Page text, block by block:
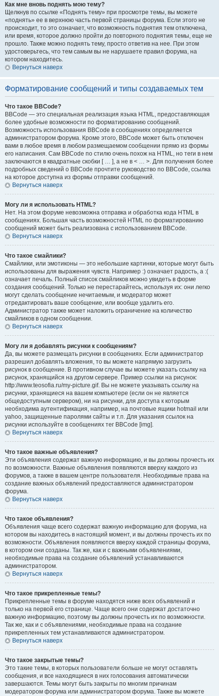
Как мне вновь поднять мою тему?
Щелкнув по ссылке «Поднять тему» при просмотре темы, вы можете
«поднять» ее в верхнюю часть первой страницы форума. Если этого не
происходит, то это означает, что возможность поднятия тем отключена,
или время, которое должно пройти до повторного поднятия темы, еще не
прошло. Также можно поднять тему, просто ответив на нее. При этом
удостоверьтесь, что тем самым вы не нарушаете правил форума, на
котором находитесь.
Вернуться наверх
Форматирование сообщений и типы создаваемых тем
Что такое BBCode?
BBCode — это специальная реализация языка HTML, предоставляющая
более удобные возможности по форматированию сообщений.
Возможность использования BBCode в сообщениях определяется
администратором форума. Кроме этого, BBCode может быть отключен
вами в любое время в любом размещаемом сообщении прямо из формы
его написания. Сам BBCode по стилю очень похож на HTML, но теги в нем
заключаются в квадратные скобки [ … ], а не в < … >. Для получения более
подробных сведений о BBCode прочтите руководство по BBCode, ссылка
на которое доступна из формы отправки сообщений.
Вернуться наверх
Могу ли я использовать HTML?
Нет. На этом форуме невозможна отправка и обработка кода HTML в
сообщениях. Большая часть возможностей HTML по форматированию
сообщений может быть реализована с использованием BBCode.
Вернуться наверх
Что такое смайлики?
Смайлики, или эмотиконы — это небольшие картинки, которые могут быть
использованы для выражения чувств. Например :) означает радость, а :(
означает печаль. Полный список смайликов можно увидеть в форме
создания сообщений. Только не перестарайтесь, используя их: они легко
могут сделать сообщение нечитаемым, и модератор может
отредактировать ваше сообщение, или вообще удалить его.
Администратор также может наложить ограничение на количество
смайликов в одном сообщении.
Вернуться наверх
Могу ли я добавлять рисунки к сообщениям?
Да, вы можете размещать рисунки в сообщениях. Если администратор
разрешил добавлять вложения, то вы можете напрямую загрузить
рисунок в сообщение. В противном случае вы можете указать ссылку на
рисунок, хранящийся на другом сервере. Пример ссылки на рисунок:
http://www.teosofia.ru/my-picture.gif. Вы не можете указывать ссылку на
рисунки, хранящиеся на вашем компьютере (если он не является
общедоступным сервером), ни на рисунки, для доступа к которым
необходима аутентификация, например, на почтовые ящики hotmail или
yahoo, защищенные паролями сайты и т.п. Для указания ссылок на
рисунки используйте в сообщениях тег BBCode [img].
Вернуться наверх
Что такое важные объявления?
Эти объявления содержат важную информацию, и вы должны прочесть их
по возможности. Важные объявления появляются вверху каждого из
форумов, а также в вашем центре пользователя. Необходимые права на
создание важных объявлений предоставляются администратором
форума.
Вернуться наверх
Что такое объявления?
Объявления чаще всего содержат важную информацию для форума, на
котором вы находитесь в настоящий момент, и вы должны прочесть их по
возможности. Объявления появляются вверху каждой страницы форума,
в котором они созданы. Так же, как и с важными объявлениями,
необходимые права на создание объявлений устанавливаются
администратором.
Вернуться наверх
Что такое прикрепленные темы?
Прикрепленные темы в форуме находятся ниже всех объявлений и
только на первой его странице. Чаще всего они содержат достаточно
важную информацию, поэтому вы должны прочесть их по возможности.
Так же, как и с объявлениями, необходимые права на создание
прикрепленных тем устанавливаются администратором.
Вернуться наверх
Что такое закрытые темы?
Это такие темы, в которых пользователи больше не могут оставлять
сообщения, и все находящиеся в них голосования автоматически
завершаются. Темы могут быть закрыты по многим причинам
модератором форума или администратором форума. Также вы можете